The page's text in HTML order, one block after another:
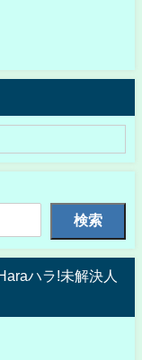
検索
ハラ!未解決人